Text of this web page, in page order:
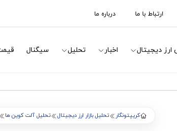
ارتباط با ما درباره ما
دیجیتال اخبار تحلیل سیگنال
کریپتونگار تحلیل بازار ارز دیجیتال تحلیل آلت کوین ها